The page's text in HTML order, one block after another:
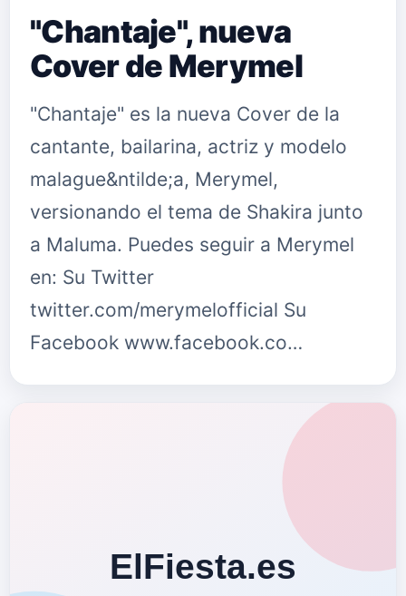
"Chantaje", nueva
Cover de Merymel
"Chantaje" es la nueva Cover de la
cantante, bailarina, actriz y modelo
malague&ntilde;a, Merymel,
versionando el tema de Shakira junto
a Maluma. Puedes seguir a Merymel
en: Su Twitter
twitter.com/merymelofficial Su
Facebook www.facebook.co…